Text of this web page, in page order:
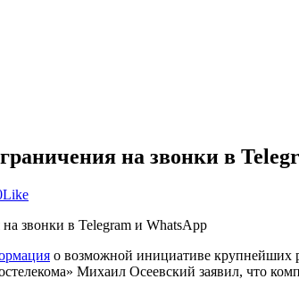
на звонки в
Like
о возможной инициативе крупнейших
Михаил Осеевский заявил, что